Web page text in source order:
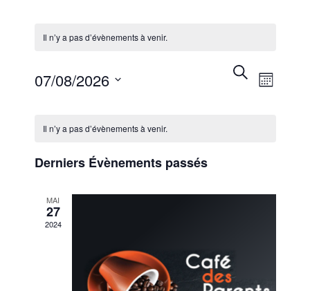
Il n’y a pas d’évènements à venir.
vues
Recherche
Mois
07/08/2026
Sélectionnez
Calendrier
de
Évènements
Il n’y a pas d’évènements à venir.
Derniers Évènements passés
MAI
27
2024